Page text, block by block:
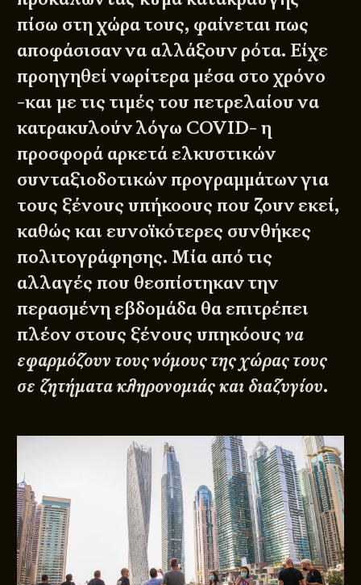
πίσω στη χώρα τους, φαίνεται πως
αποφάσισαν να αλλάξουν ρότα. Είχε
προηγηθεί νωρίτερα μέσα στο χρόνο
-και με τις τιμές του πετρελαίου να
κατρακυλούν λόγω COVID- η
προσφορά αρκετά ελκυστικών
συνταξιοδοτικών προγραμμάτων για
τους ξένους υπήκοους που ζουν εκεί,
καθώς και ευνοϊκότερες συνθήκες
πολιτογράφησης. Μία από τις
αλλαγές που θεσπίστηκαν την
περασμένη εβδομάδα θα επιτρέπει
πλέον στους ξένους υπηκόουςνα
εφαρμόζουν τους νόμους της χώρας τους
σε ζητήματα κληρονομιάς και διαζυγίου.